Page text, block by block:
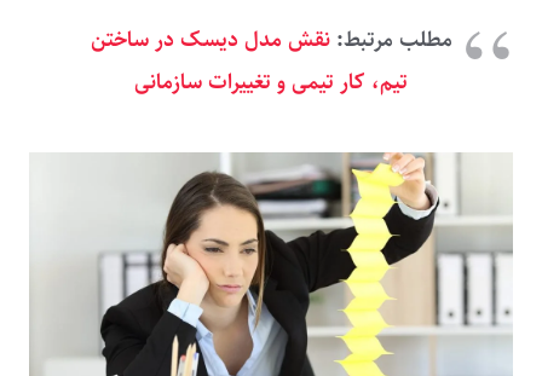
مطلب مرتبط:نقش مدل دیسک در ساختن
تیم، کار تیمی و تغییرات سازمانی